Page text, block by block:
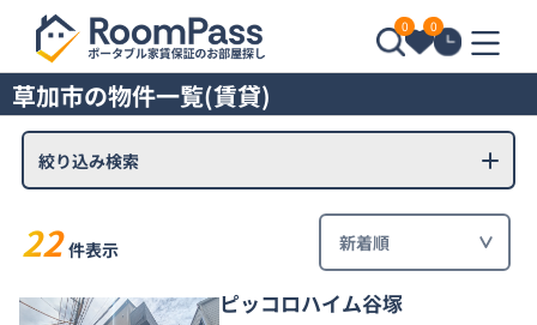
0 0
草加市の物件一覧(賃貸)
絞り込み検索
22 件表示
ピッコロハイム谷塚